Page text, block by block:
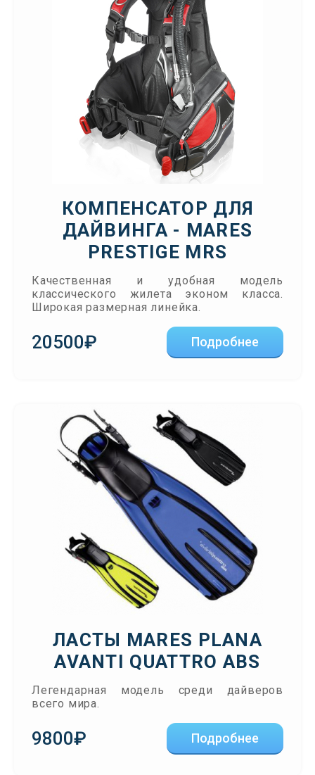
КОМПЕНСАТОР ДЛЯ
ДАЙВИНГА - MARES
PRESTIGE MRS
Качественная и удобная модель
классического жилета эконом класса.
Широкая размерная линейка.
20500₽ Подробнее
ЛАСТЫ MARES PLANA
AVANTI QUATTRO ABS
Легендарная модель среди дайверов
всего мира.
9800₽ Подробнее